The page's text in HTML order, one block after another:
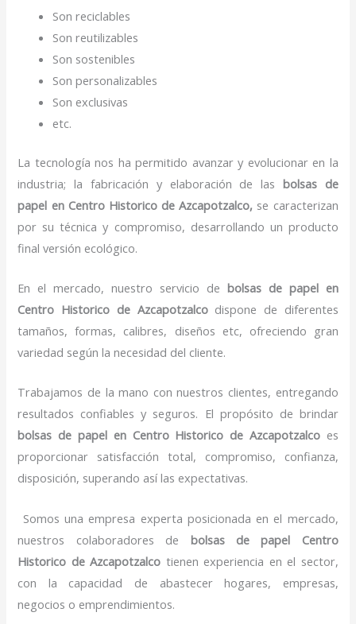
Son reciclables
Son reutilizables
Son sostenibles
Son personalizables
Son exclusivas
etc.
La tecnología nos ha permitido avanzar y evolucionar en la
industria; la fabricación y elaboración de las bolsas de
papel en Centro Historico de Azcapotzalco, se caracterizan
por su técnica y compromiso, desarrollando un producto
final versión ecológico.
En el mercado, nuestro servicio de bolsas de papel en
Centro Historico de Azcapotzalco dispone de diferentes
tamaños, formas, calibres, diseños etc, ofreciendo gran
variedad según la necesidad del cliente.
Trabajamos de la mano con nuestros clientes, entregando
resultados confiables y seguros. El propósito de brindar
bolsas de papel en Centro Historico de Azcapotzalcoes
proporcionar satisfacción total, compromiso, confianza,
disposición, superando así las expectativas.
Somos una empresa experta posicionada en el mercado,
nuestros colaboradores de bolsas de papel Centro
Historico de Azcapotzalco tienen experiencia en el sector,
con la capacidad de abastecer hogares, empresas,
negocios o emprendimientos.